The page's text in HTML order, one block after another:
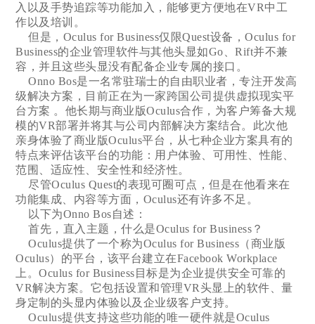
入以及手势追踪等功能加入，能够更方便地在VR中工
作以及培训。
但是，Oculus for Business仅限Quest设备，Oculus for
Business的企业管理软件与其他头显如Go、Rift并不兼
容，并且这些头显没有配备企业专属的接口。
Onno Bos是一名常驻瑞士的自由职业者，专注开发高
级解决方案，目前正在为一家跨国公司提供虚拟现实平
台方案 。他长期与商业版Oculus合作，为客户筹备大规
模的VR部署并将其与公司内部解决方案结合。此次他
亲身体验了商业版Oculus平台，从七种企业方案具有的
特点来评估该平台的功能：用户体验、可用性、性能、
范围、适应性、安全性和经济性。
尽管Oculus Quest的表现可圈可点，但是在他看来在
功能集成、内容等方面，Oculus还有许多不足。
以下为Onno Bos自述：
首先，直入主题，什么是Oculus for Business？
Oculus提供了一个称为Oculus for Business（商业版
Oculus）的平台，该平台建立在Facebook Workplace
上。Oculus for Business目标是为企业提供安全可靠的
VR解决方案。它包括设置和管理VR头显上的软件、量
身定制的头显内体验以及企业级客户支持。
Oculus提供支持这些功能的唯一硬件就是Oculus